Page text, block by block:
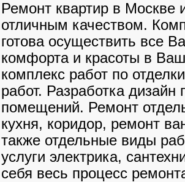
Ремонт квартир в Москве
отличным качеством.
готова осуществить все
комфорта и красоты в
комплекс работ по
работ. Разработка
помещений. Ремонт
кухня, коридор, ремонт
также отдельные виды
услуги электрика,
себя весь процесс